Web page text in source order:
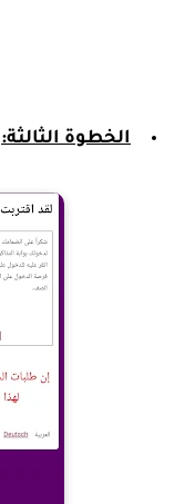
الخطوة الثالثة: